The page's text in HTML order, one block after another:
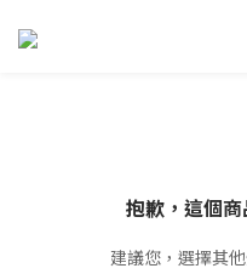
抱歉，這個
建議您，選擇其